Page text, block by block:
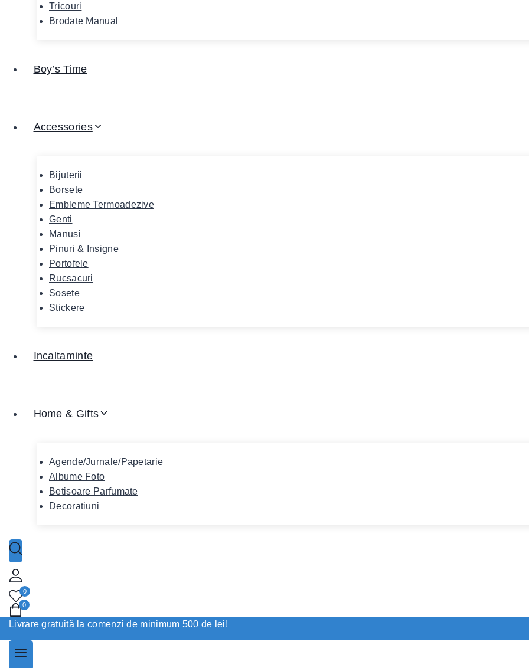
Tricouri
Brodate Manual
Boy’s Time
Accessories
Bijuterii
Borsete
Embleme Termoadezive
Genti
Manusi
Pinuri & Insigne
Portofele
Rucsacuri
Sosete
Stickere
Incaltaminte
Home & Gifts
Agende/Jurnale/Papetarie
Albume Foto
Betisoare Parfumate
Decoratiuni
0
0
Livrare gratuită la comenzi de minimum 500 de lei!